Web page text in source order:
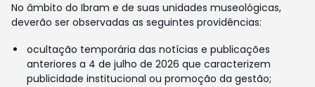
No âmbito do Ibram e de suas unidades museológicas,
deverão ser observadas as seguintes providências:
ocultação temporária das notícias e publicações
anteriores a 4 de julho de 2026 que caracterizem
publicidade institucional ou promoção da gestão;